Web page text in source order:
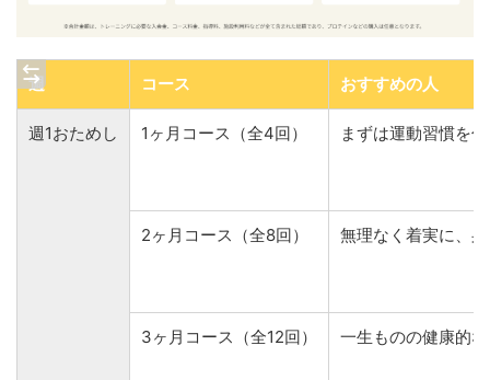
週 コース おすすめの人
週1おためし 1ヶ月コース（全4回） まずは運動習慣を
2ヶ月コース（全8回） 無理なく着実に、
3ヶ月コース（全12回） 一生ものの健康的